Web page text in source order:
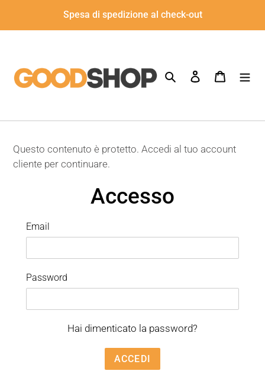
Spesa di spedizione al check-out
Cerca Accedi Carrello
Questo contenuto è protetto. Accedi al tuo account
cliente per continuare.
Accesso
Email
Password
Hai dimenticato la password?